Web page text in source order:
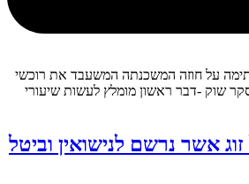
על חוזה המשכנתה המשעבד את רוכשי
לעשרות שנים . 1.סקר שוק -דבר ראשון מומלץ לעשות שיעורי
אשר נרשם לנישואין וביטל